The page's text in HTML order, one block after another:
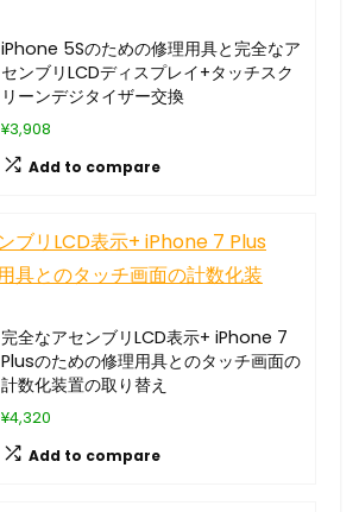
iPhone 5Sのための修理用具と完全なア
センブリLCDディスプレイ+タッチスク
リーンデジタイザー交換
¥3,908
Add to compare
完全なアセンブリLCD表示+ iPhone 7
Plusのための修理用具とのタッチ画面の
計数化装置の取り替え
¥4,320
Add to compare